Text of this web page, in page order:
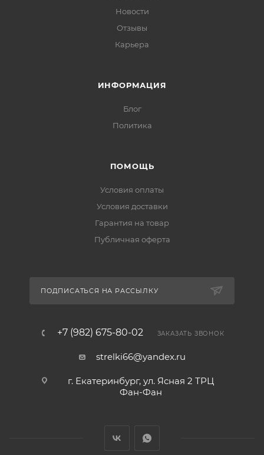
Новости
Отзывы
Карьера
ИНФОРМАЦИЯ
Блог
Политика
ПОМОЩЬ
Условия оплаты
Условия доставки
Гарантия на товар
Публичная оферта
ПОДПИСАТЬСЯ НА РАССЫЛКУ
+7 (982) 675-80-02 ЗАКАЗАТЬ ЗВОНОК
strelki66@yandex.ru
г. Екатеринбург, ул. Ясная 2 ТРЦ
Фан-Фан